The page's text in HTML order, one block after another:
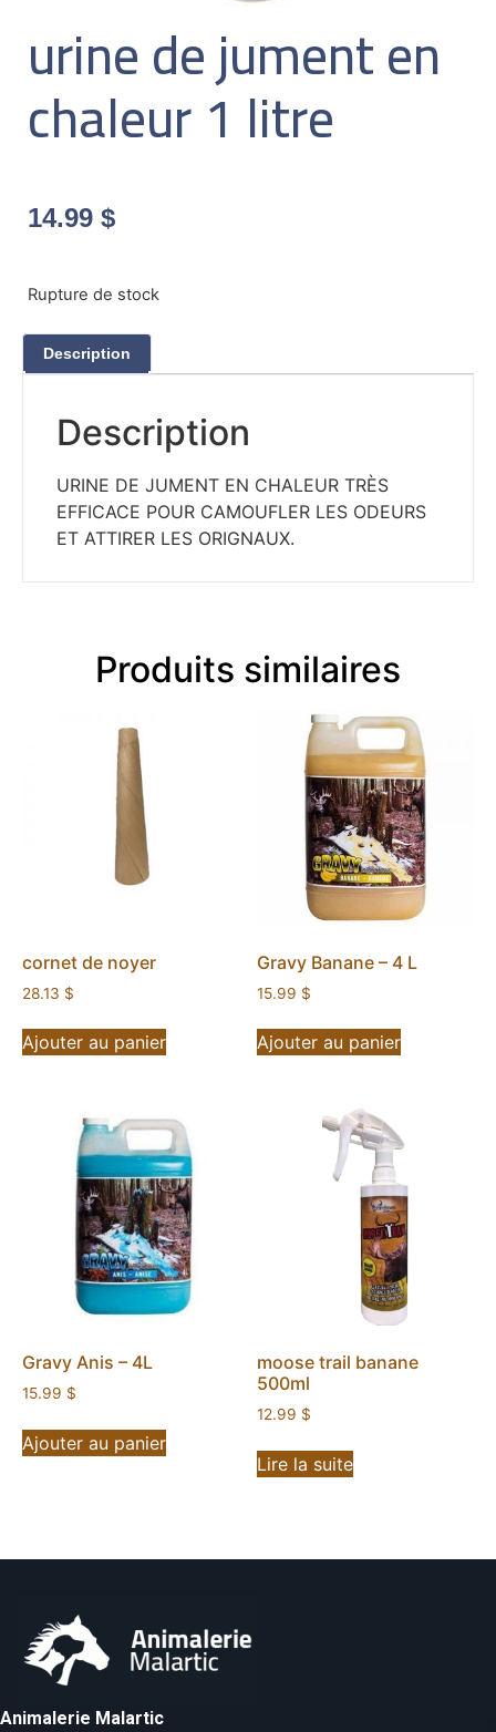
urine de jument en
chaleur 1 litre
14.99 $
Rupture de stock
Description
Description
URINE DE JUMENT EN CHALEUR TRÈS
EFFICACE POUR CAMOUFLER LES ODEURS
ET ATTIRER LES ORIGNAUX.
Produits similaires
cornet de noyer
28.13 $
Ajouter au panier
Gravy Banane – 4 L
15.99 $
Ajouter au panier
Gravy Anis – 4L
15.99 $
Ajouter au panier
moose trail banane
500ml
12.99 $
Lire la suite
Animalerie Malartic